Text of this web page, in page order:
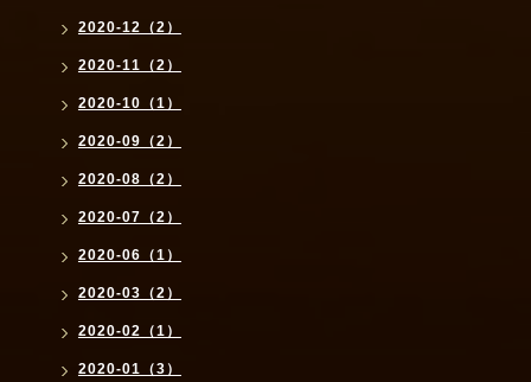
2020-12（2）
2020-11（2）
2020-10（1）
2020-09（2）
2020-08（2）
2020-07（2）
2020-06（1）
2020-03（2）
2020-02（1）
2020-01（3）